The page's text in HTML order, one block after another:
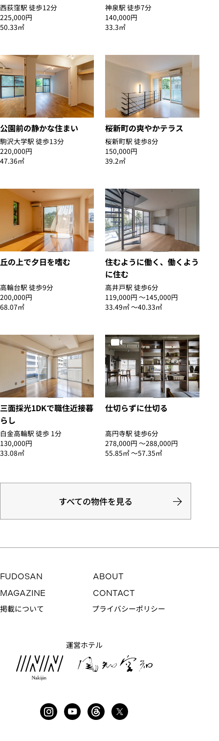
西荻窪駅 徒歩12分
225,000円
50.33㎡
神泉駅 徒歩7分
140,000円
33.3㎡
公園前の静かな住まい
駒沢大学駅 徒歩13分
220,000円
47.36㎡
桜新町の爽やかテラス
桜新町駅 徒歩8分
150,000円
39.2㎡
丘の上で夕日を嗜む
高輪台駅 徒歩9分
200,000円
68.07㎡
住むように働く、働くよう
に住む
高井戸駅 徒歩6分
119,000円 〜145,000円
33.49㎡ 〜40.33㎡
三面採光1DKで職住近接暮
らし
白金高輪駅 徒歩 1分
130,000円
33.08㎡
仕切らずに仕切る
高円寺駅 徒歩6分
278,000円 〜288,000円
55.85㎡ 〜57.35㎡
すべての物件を見る
FUDOSAN
ABOUT
MAGAZINE
CONTACT
掲載について プライバシーポリシー
運営ホテル